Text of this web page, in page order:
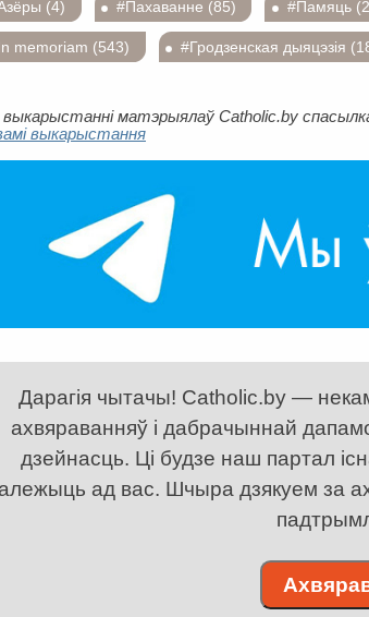
(4) #Пахаванне (85) #Памяць
memoriam (543) #Гродзенская дыяцэзія
матэрыялаў Catholic.by
выкарыстання
Дарагія чытачы! Catholic.by —
ахвяраванняў і дабрачыннай
дзейнасць. Ці будзе наш партал
ад вас. Шчыра дзякуем за